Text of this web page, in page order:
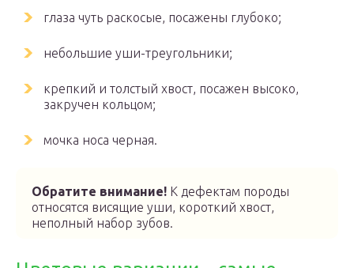
глаза чуть раскосые, посажены глубоко;
небольшие уши-треугольники;
крепкий и толстый хвост, посажен высоко,
закручен кольцом;
мочка носа черная.
Обратите внимание! К дефектам породы
относятся висящие уши, короткий хвост,
неполный набор зубов.